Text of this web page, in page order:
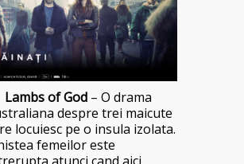
Lambs of God – O drama
despre trei maicute
locuiesc pe o insula izolata.
femeilor este
atunci cand aici